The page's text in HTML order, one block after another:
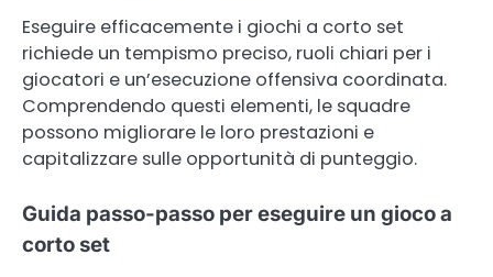
Eseguire efficacemente i giochi a corto set
richiede un tempismo preciso, ruoli chiari per i
giocatori e un’esecuzione offensiva coordinata.
Comprendendo questi elementi, le squadre
possono migliorare le loro prestazioni e
capitalizzare sulle opportunità di punteggio.
Guida passo-passo per eseguire un gioco a
corto set